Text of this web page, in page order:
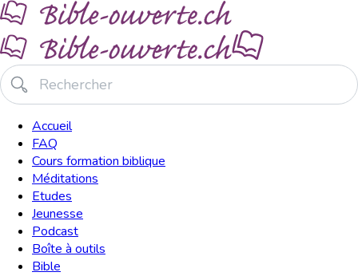
Accueil
FAQ
Cours formation biblique
Méditations
Etudes
Jeunesse
Podcast
Boîte à outils
Bible